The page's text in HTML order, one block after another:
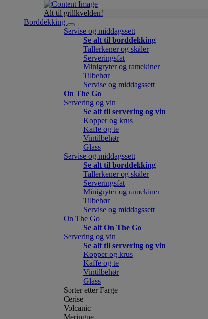
Alt til grillkvelden!
Borddekking
Servise og middagssett
Se alt til borddekking
Tallerkener og skåler
Serveringsfat
Minigryter og ramekiner
Tilbehør
Servise og middagssett
On The Go
Servering og vin
Se alt til servering og vin
Kopper og krus
Kaffe og te
Vintilbehør
Glass
Servise og middagssett
Se alt til borddekking
Tallerkener og skåler
Serveringsfat
Minigryter og ramekiner
Tilbehør
Servise og middagssett
On The Go
Se alt On The Go
Servering og vin
Se alt til servering og vin
Kopper og krus
Kaffe og te
Vintilbehør
Glass
Sorter etter Farge
Cerise
Volcanic
Meringue